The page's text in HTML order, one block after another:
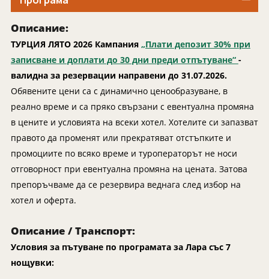
Екскурзии в Естония
Екскурзии в Катар
Екскурзии в Непал
Екскурзии в Полша
Екскурзии в Сърбия
Екскурзии в Тунис
Екскурзии в Унгария
Екскурзии в Нидерландия
Екскурзии в Чехия
Екскурзии в Йордания
Екскурзии в Малта
Екскурзии в Румъния
Екскурзии в Северна Македония
Индонезия
Камбоджа
Катар
Китай
Колумбия
Коста Рика
Куба
Лаос
Мавриций
Мадагаскар
Малайзия
Мароко
Мексико
Описание:
ТУРЦИЯ ЛЯТО 2026 Кампания „Плати депозит 30% при
записване и доплати до 30 дни преди отпътуване“ -
валидна за резервации направени до 31.07.2026.
Обявените цени са с динамично ценообразуване, в
реално време и са пряко свързани с евентуална промяна
в цените и условията на всеки хотел. Хотелите си запазват
правото да променят или прекратяват отстъпките и
промоциите по всяко време и туроператорът не носи
отговорност при евентуална промяна на цената. Затова
препоръчваме да се резервира веднага след избор на
хотел и оферта.
Описание / Транспорт:
Условия за пътуване по програмата за Лара със 7
нощувки: